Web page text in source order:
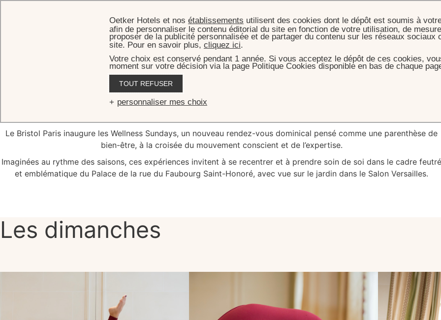
Wellness
Le Bristol Paris inaugure les Wellness Sundays, un nouveau rendez-vous dominical pensé comme une parenthèse de
bien-être, à la croisée du mouvement conscient et de l’expertise.
Imaginées au rythme des saisons, ces expériences invitent à se recentrer et à prendre soin de soi dans le cadre feutré
et emblématique du Palace de la rue du Faubourg Saint-Honoré, avec vue sur le jardin dans le Salon Versailles.
Les dimanches
Oetker Hotels et nos établissements utilisent des cookies dont le dépôt est soumis à
afin de personnaliser le contenu éditorial du site en fonction de votre utilisation, de
proposer de la publicité personnalisée et de partager du contenu sur les réseaux sociaux
site. Pour en savoir plus, cliquez ici.
Votre choix est conservé pendant 1 année. Si vous acceptez le dépôt de ces cookies,
moment sur votre décision via la page Politique Cookies disponible en bas de chaque
TOUT REFUSER
personnaliser mes choix